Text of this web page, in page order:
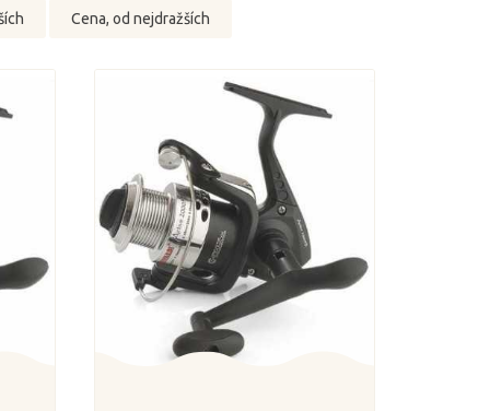
Cena, od nejdražších